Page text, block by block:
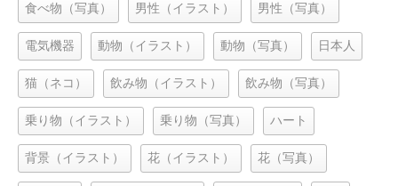
食べ物（写真） 男性（イラスト） 男性（写真）
電気機器 動物（イラスト） 動物（写真） 日本人
猫（ネコ） 飲み物（イラスト） 飲み物（写真）
乗り物（イラスト） 乗り物（写真） ハート
背景（イラスト） 花（イラスト） 花（写真）